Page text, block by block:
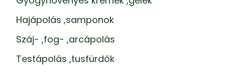
Hajápolás ,samponok
Száj- ,fog- ,arcápolás
Testápolás ,tusfürdők